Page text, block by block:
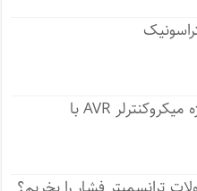
دانلود کتاب 11 پروژه میکروکنترلر AVR با